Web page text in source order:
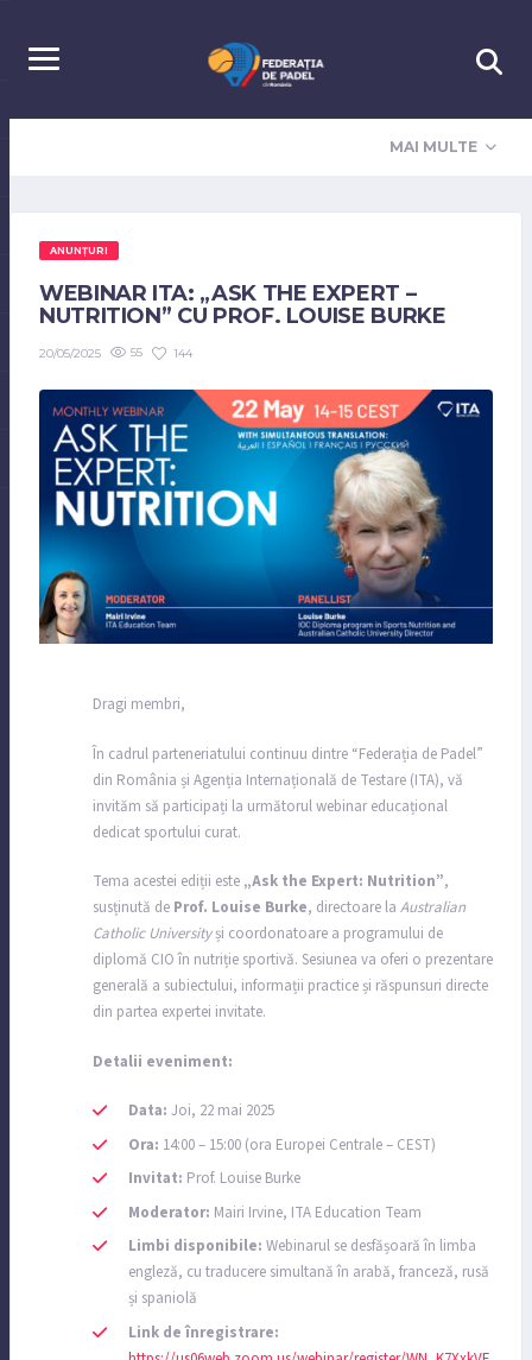
MAI MULTE
ANUNȚURI
WEBINAR ITA: „ASK THE EXPERT –
NUTRITION” CU PROF. LOUISE BURKE
20/05/2025 55 144
Dragi membri,
În cadrul parteneriatului continuu dintre “Federația de Padel”
din România și Agenția Internațională de Testare (ITA), vă
invităm să participați la următorul webinar educațional
dedicat sportului curat.
Tema acestei ediții este „Ask the Expert: Nutrition”,
susținută de Prof. Louise Burke, directoare la Australian
Catholic Universityși coordonatoare a programului de
diplomă CIO în nutriție sportivă. Sesiunea va oferi o prezentare
generală a subiectului, informații practice și răspunsuri directe
din partea expertei invitate.
Detalii eveniment:
Data: Joi, 22 mai 2025
Ora: 14:00 – 15:00 (ora Europei Centrale – CEST)
Invitat: Prof. Louise Burke
Moderator: Mairi Irvine, ITA Education Team
Limbi disponibile: Webinarul se desfășoară în limba
engleză, cu traducere simultană în arabă, franceză, rusă
și spaniolă
Link de înregistrare: